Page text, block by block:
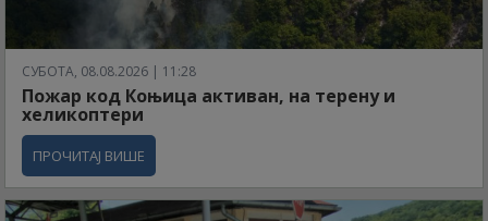
СУБОТА, 08.08.2026 | 11:28
Пожар код Коњица активан, на терену и
хеликоптери
ПРОЧИТАЈ ВИШЕ